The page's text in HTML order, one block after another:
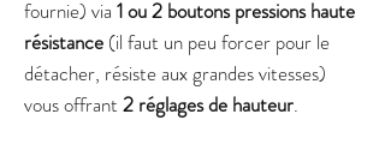
fournie) via 1 ou 2 boutons pressions haute
résistance (il faut un peu forcer pour le
détacher, résiste aux grandes vitesses)
vous offrant 2 réglages de hauteur.